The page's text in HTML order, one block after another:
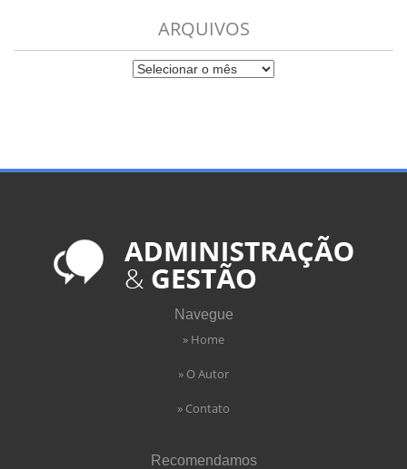
ARQUIVOS
Navegue
» Home
» O Autor
» Contato
Recomendamos